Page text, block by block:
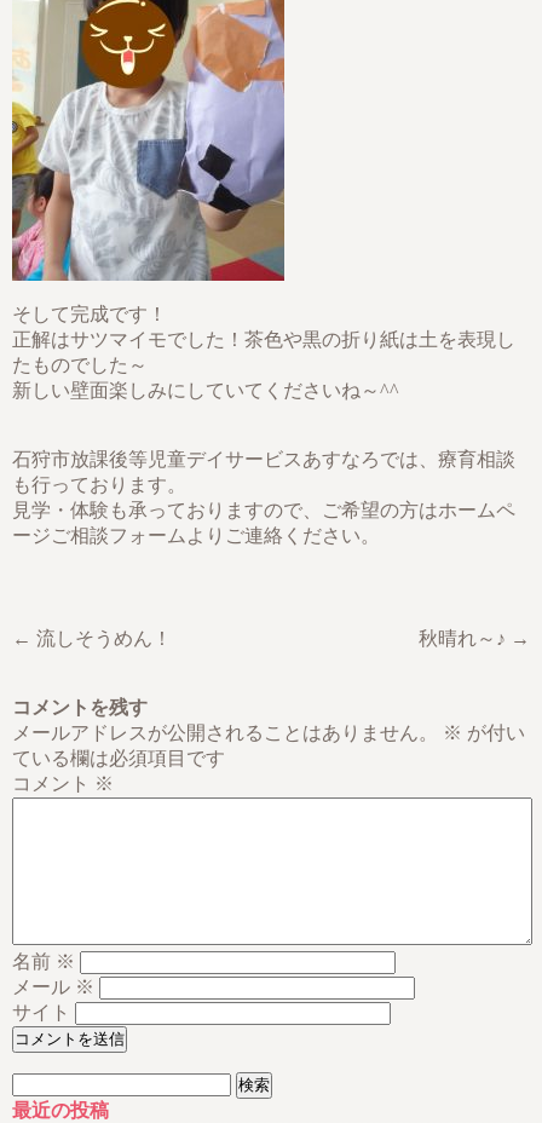
そして完成です！
正解はサツマイモでした！茶色や黒の折り紙は土を表現し
たものでした～
新しい壁面楽しみにしていてくださいね～^^
石狩市放課後等児童デイサービスあすなろでは、療育相談
も行っております。
見学・体験も承っておりますので、ご希望の方はホームペ
ージご相談フォームよりご連絡ください。
← 流しそうめん！ 秋晴れ～♪ →
コメントを残す
メールアドレスが公開されることはありません。
※ が付い
ている欄は必須項目です
コメント ※
名前 ※
メール ※
サイト
索:
最近の投稿